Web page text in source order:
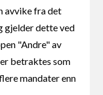
avvike fra det
gjelder dette ved
"Andre" av
betraktes som
mandater enn